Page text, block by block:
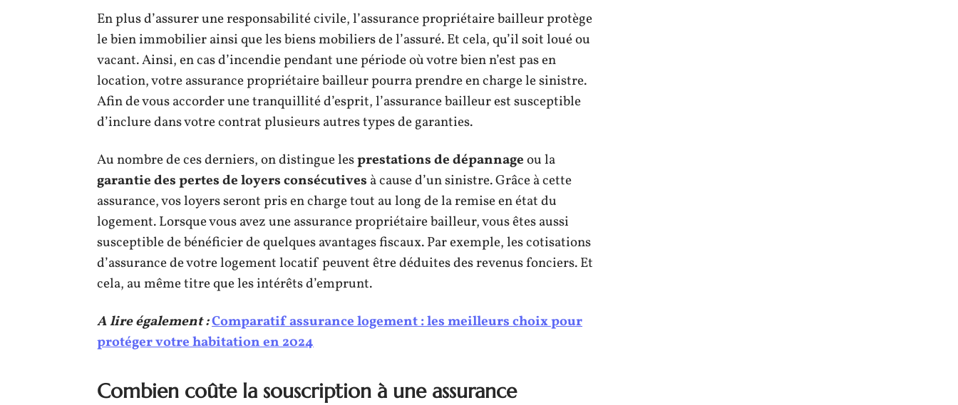
En plus d’assurer une responsabilité civile, l’assurance propriétaire bailleur protège
le bien immobilier ainsi que les biens mobiliers de l’assuré. Et cela, qu’il soit loué ou
vacant. Ainsi, en cas d’incendie pendant une période où votre bien n’est pas en
location, votre assurance propriétaire bailleur pourra prendre en charge le sinistre.
Afin de vous accorder une tranquillité d’esprit, l’assurance bailleur est susceptible
d’inclure dans votre contrat plusieurs autres types de garanties.
Au nombre de ces derniers, on distingue lesprestations de dépannageou la
garantie des pertes de loyers consécutives à cause d’un sinistre. Grâce à cette
assurance, vos loyers seront pris en charge tout au long de la remise en état du
logement. Lorsque vous avez une assurance propriétaire bailleur, vous êtes aussi
susceptible de bénéficier de quelques avantages fiscaux. Par exemple, les cotisations
d’assurance de votre logement locatif peuvent être déduites des revenus fonciers. Et
cela, au même titre que les intérêts d’emprunt.
A lire également :Comparatif assurance logement : les meilleurs choix pour
protéger votre habitation en 2024
Combien coûte la souscription à une assurance